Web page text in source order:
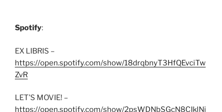
Spotify:
EX LIBRIS –
https://open.spotify.com/show/18drqbnyT3HfQEvciTw
ZvR
LET’S MOVIE! –
https://open.spotify.com/show/2psWDNbSGcN8CIklNi